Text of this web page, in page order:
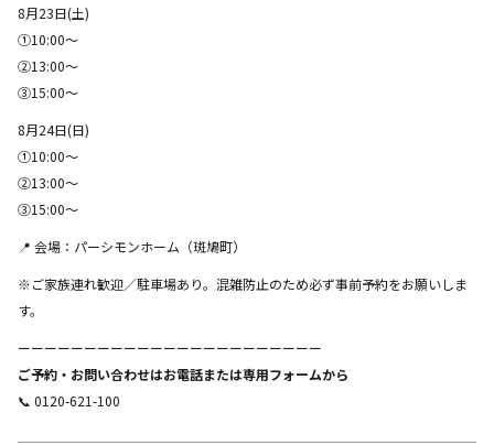
8月23日(土)
①10:00〜
②13:00〜
③15:00〜
8月24日(日)
①10:00〜
②13:00〜
③15:00〜
📍 会場：パーシモンホーム（斑鳩町）
※ご家族連れ歓迎／駐車場あり。混雑防止のため必ず事前予約をお願いしま
す。
ーーーーーーーーーーーーーーーーーーーーーーー
ご予約・お問い合わせはお電話または専用フォームから
📞 0120-621-100